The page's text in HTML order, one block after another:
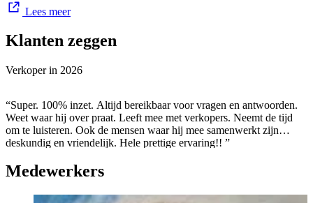
Lees meer
Klanten zeggen
Verkoper in 2026
“Super. 100% inzet. Altijd bereikbaar voor vragen en antwoorden.
Weet waar hij over praat. Leeft mee met verkopers. Neemt de tijd
om te luisteren. Ook de mensen waar hij mee samenwerkt zijn
deskundig en vriendelijk. Hele prettige ervaring!! ”
Medewerkers